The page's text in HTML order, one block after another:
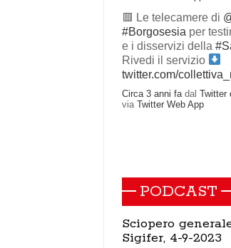
#Borgosesiaper
e i disservizi della
Rivedi il servizio
twitter.com/
Circa 3 anni fadalTwitter
via
Twitter Web App
PODCAST
Sciopero
Sigifer, 4-9-2023